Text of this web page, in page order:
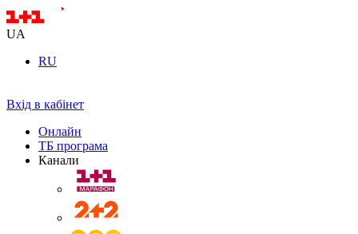
UA
RU
Вхід в кабінет
Онлайн
ТБ програма
Канали